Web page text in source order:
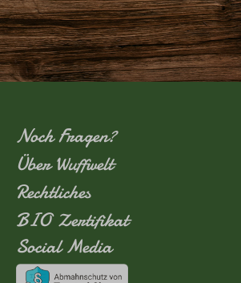
Noch Fragen?
Über Wuffwelt
Rechtliches
BIO Zertifikat
Social Media